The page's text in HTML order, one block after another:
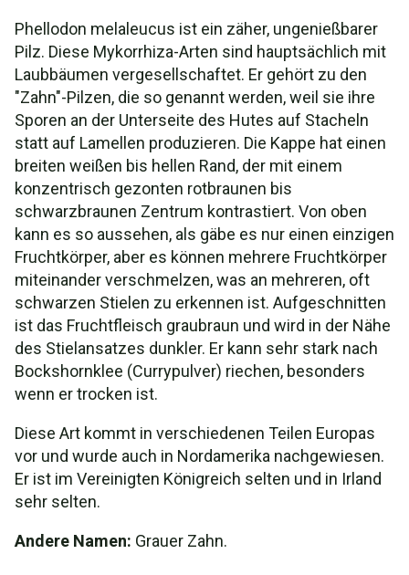
Phellodon melaleucus ist ein zäher, ungenießbarer
Pilz. Diese Mykorrhiza-Arten sind hauptsächlich mit
Laubbäumen vergesellschaftet. Er gehört zu den
"Zahn"-Pilzen, die so genannt werden, weil sie ihre
Sporen an der Unterseite des Hutes auf Stacheln
statt auf Lamellen produzieren. Die Kappe hat einen
breiten weißen bis hellen Rand, der mit einem
konzentrisch gezonten rotbraunen bis
schwarzbraunen Zentrum kontrastiert. Von oben
kann es so aussehen, als gäbe es nur einen einzigen
Fruchtkörper, aber es können mehrere Fruchtkörper
miteinander verschmelzen, was an mehreren, oft
schwarzen Stielen zu erkennen ist. Aufgeschnitten
ist das Fruchtfleisch graubraun und wird in der Nähe
des Stielansatzes dunkler. Er kann sehr stark nach
Bockshornklee (Currypulver) riechen, besonders
wenn er trocken ist.
Diese Art kommt in verschiedenen Teilen Europas
vor und wurde auch in Nordamerika nachgewiesen.
Er ist im Vereinigten Königreich selten und in Irland
sehr selten.
Andere Namen: Grauer Zahn.